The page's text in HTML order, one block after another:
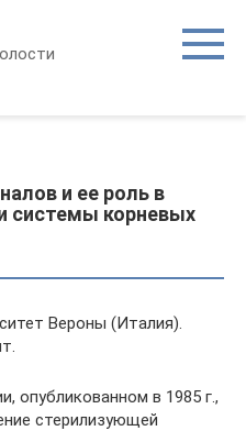
и ее роль в
системы корневых
Вероны (Италия).
опубликованном в 1985 г.,
стерилизующей